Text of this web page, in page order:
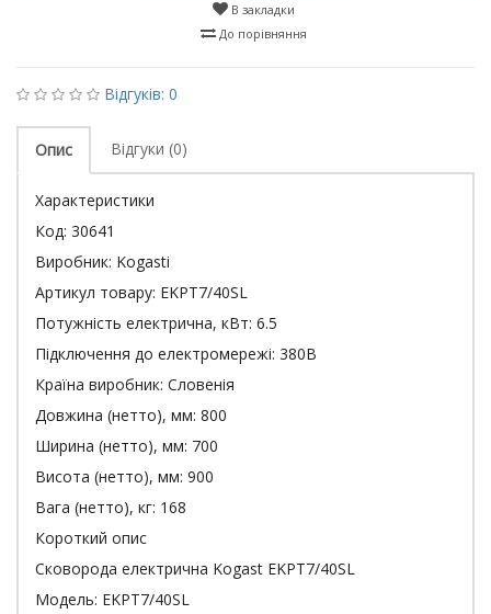
В закладки
До порівняння
Відгуків: 0
Опис Відгуки (0)
Характеристики
Код: 30641
Виробник: Kogasti
Артикул товару: EKPT7/40SL
Потужність електрична, кВт: 6.5
Підключення до електромережі: 380В
Країна виробник: Словенія
Довжина (нетто), мм: 800
Ширина (нетто), мм: 700
Висота (нетто), мм: 900
Вага (нетто), кг: 168
Короткий опис
Сковорода електрична Kogast EKPT7/40SL
Модель: EKPT7/40SL